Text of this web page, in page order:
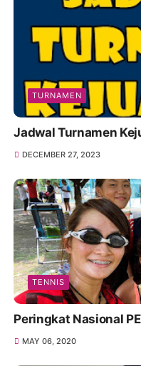
TURNAMEN
Jadwal Turnamen
DECEMBER 27, 2023
TENNIS
Peringkat Nasional
MAY 06, 2020